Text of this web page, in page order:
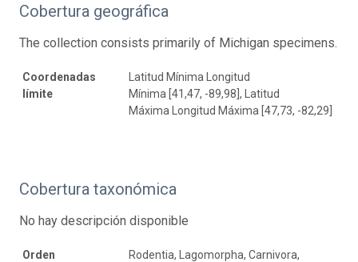
Cobertura geográfica
The collection consists primarily of Michigan specimens.
Coordenadas
límite
Latitud Mínima Longitud
Mínima [41,47, -89,98], Latitud
Máxima Longitud Máxima [47,73, -82,29]
Cobertura taxonómica
No hay descripción disponible
Orden
Rodentia, Lagomorpha, Carnivora,